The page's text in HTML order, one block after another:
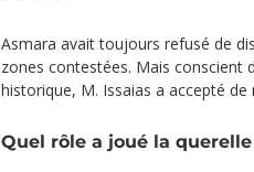
Asmara avait toujours refusé de
zones contestées. Mais conscient
historique, M. Issaias a accepté de
Quel rôle a joué la